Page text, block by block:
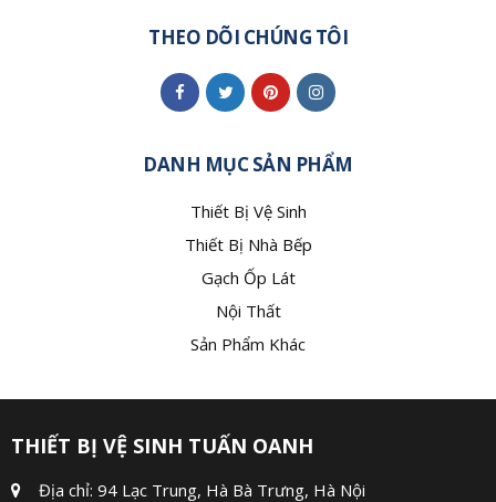
THEO DÕI CHÚNG TÔI
DANH MỤC SẢN PHẨM
Thiết Bị Vệ Sinh
Thiết Bị Nhà Bếp
Gạch Ốp Lát
Nội Thất
Sản Phẩm Khác
THIẾT BỊ VỆ SINH TUẤN OANH
Địa chỉ: 94 Lạc Trung, Hà Bà Trưng, Hà Nội